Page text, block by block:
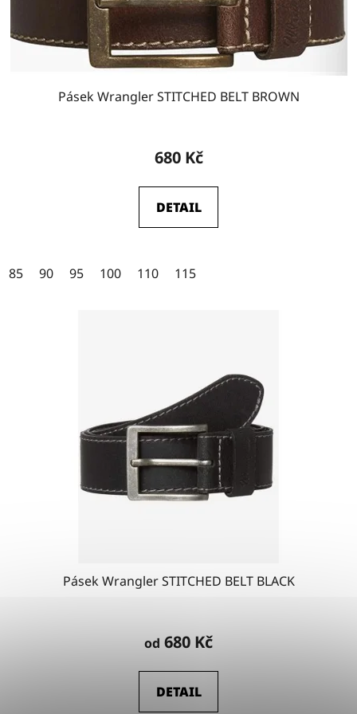
k
Pásek Wrangler STITCHED BELT BROWN
680 Kč
DETAIL
85 90 95 100 110 115
Pásek Wrangler STITCHED BELT BLACK
od 680 Kč
DETAIL